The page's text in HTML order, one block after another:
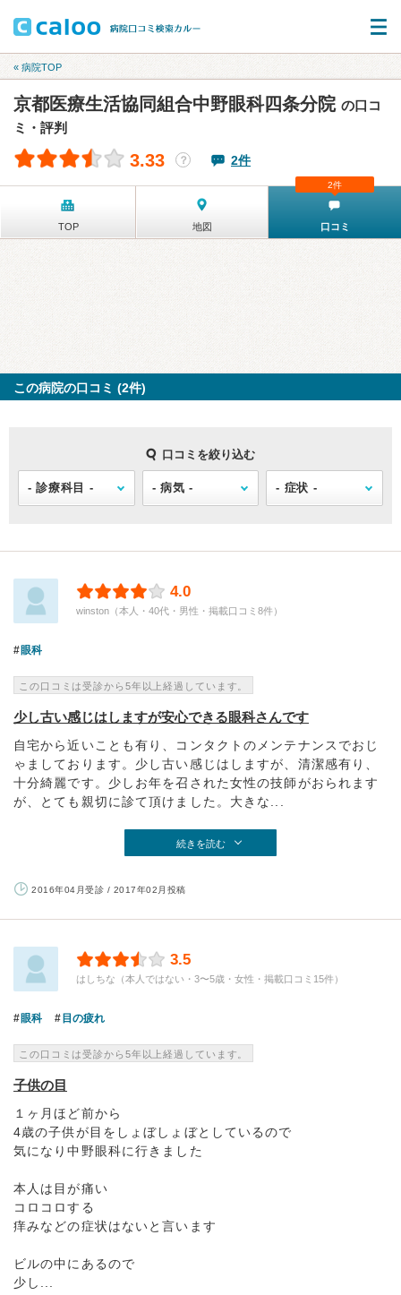
« 病院TOP
京都医療生活協同組合中野眼科四条分院 の口コ
ミ・評判
3.33 ？ 2件
TOP 地図 口コミ
2件
この病院の口コミ (2件)
口コミを絞り込む
4.0
winston（本人・40代・男性・掲載口コミ8件）
眼科
この口コミは受診から5年以上経過しています。
少し古い感じはしますが安心できる眼科さんです
自宅から近いことも有り、コンタクトのメンテナンスでおじ
ゃましております。少し古い感じはしますが、清潔感有り、
十分綺麗です。少しお年を召された女性の技師がおられます
が、とても親切に診て頂けました。大きな...
続きを読む
2016年04月受診 / 2017年02月投稿
3.5
はしちな（本人ではない・3〜5歳・女性・掲載口コミ15件）
眼科 目の疲れ
この口コミは受診から5年以上経過しています。
子供の目
１ヶ月ほど前から
4歳の子供が目をしょぼしょぼとしているので
気になり中野眼科に行きました
本人は目が痛い
コロコロする
痒みなどの症状はないと言います
ビルの中にあるので
少し...